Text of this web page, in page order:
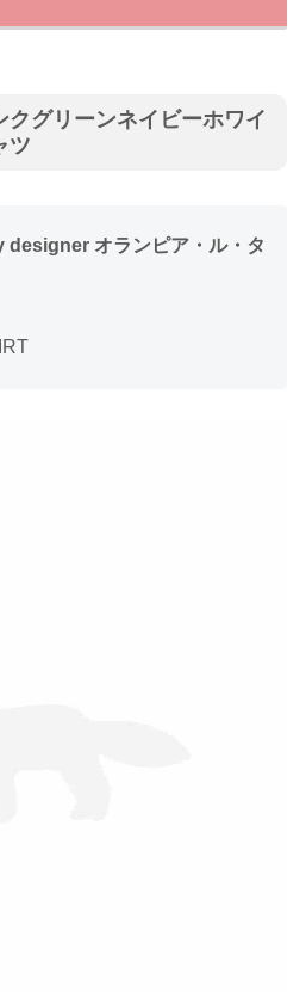
クグリーンネイビーホワイ
ツ
designer オランピア・ル・タ